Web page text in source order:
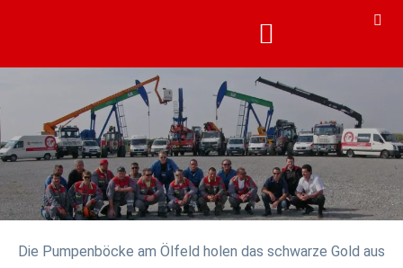
Die Pumpenböcke am Ölfeld holen das schwarze Gold aus